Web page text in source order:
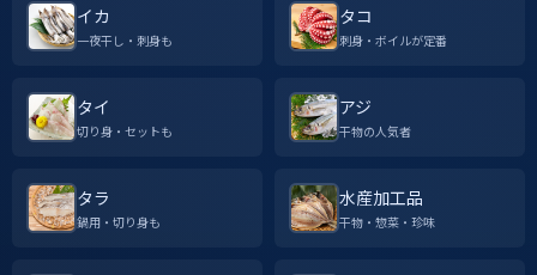
イカ
一夜干し・刺身も
タコ
刺身・ボイルが定番
タイ
切り身・セットも
アジ
干物の人気者
タラ
鍋用・切り身も
水産加工品
干物・惣菜・珍味